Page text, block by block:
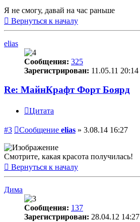
Я не смогу, давай на час раньше
Вернуться к началу
elias
Сообщения: 325
Зарегистрирован: 11.05.11 20:14
Re: МайнКрафт Форт Боярд
Цитата
#3 Сообщение elias » 3.08.14 16:27
Смотрите, какая красота получилась!
Вернуться к началу
Дима
Сообщения: 137
Зарегистрирован: 28.04.12 14:27